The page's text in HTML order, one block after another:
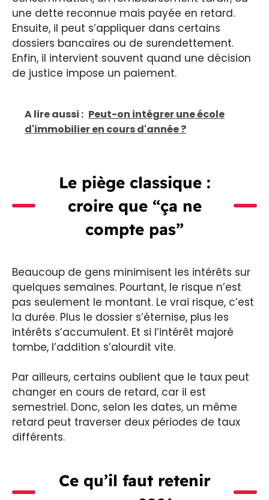
une dette reconnue mais payée en retard.
Ensuite, il peut s’appliquer dans certains
dossiers bancaires ou de surendettement.
Enfin, il intervient souvent quand une décision
de justice impose un paiement.
A lire aussi : Peut-on intégrer une école
d'immobilier en cours d'année ?
Le piège classique :
croire que “ça ne
compte pas”
Beaucoup de gens minimisent les intérêts sur
quelques semaines. Pourtant, le risque n’est
pas seulement le montant. Le vrai risque, c’est
la durée. Plus le dossier s’éternise, plus les
intérêts s’accumulent. Et si l’intérêt majoré
tombe, l’addition s’alourdit vite.
Par ailleurs, certains oublient que le taux peut
changer en cours de retard, car il est
semestriel. Donc, selon les dates, un même
retard peut traverser deux périodes de taux
différents.
Ce qu’il faut retenir